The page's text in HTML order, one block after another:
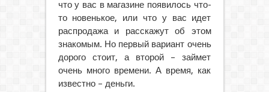
что у вас в магазине появилось что-
то новенькое, или что у вас идет
распродажа и расскажут об этом
знакомым. Но первый вариант очень
дорого стоит, а второй – займет
очень много времени. А время, как
известно – деньги.